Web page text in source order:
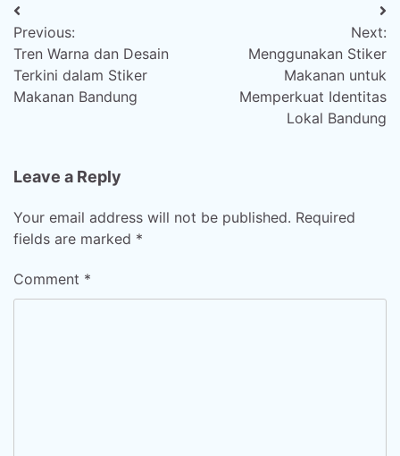
Post
navigation
Previous:
Tren Warna dan Desain
Terkini dalam Stiker
Makanan Bandung
Next:
Menggunakan Stiker
Makanan untuk
Memperkuat Identitas
Lokal Bandung
Leave a Reply
Your email address will not be published. Required
fields are marked *
Comment *